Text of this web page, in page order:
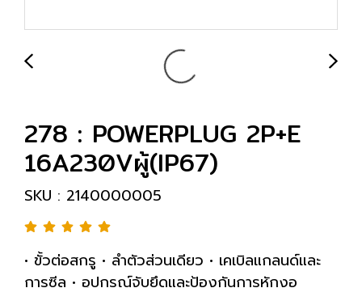
278 : POWERPLUG 2P+E
16A230Vผู้(IP67)
SKU : 2140000005
• ขั้วต่อสกรู • ลำตัวส่วนเดียว • เคเบิลแกลนด์และ
การซีล • อุปกรณ์จับยึดและป้องกันการหักงอ